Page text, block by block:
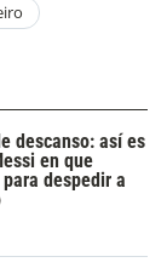
descanso: así es
en que
despedir a